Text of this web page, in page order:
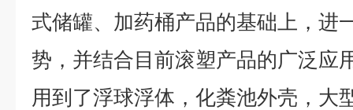
式储罐、加药桶产品的基础上，进
势，并结合目前滚塑产品的广泛应
用到了浮球浮体，化粪池外壳，大